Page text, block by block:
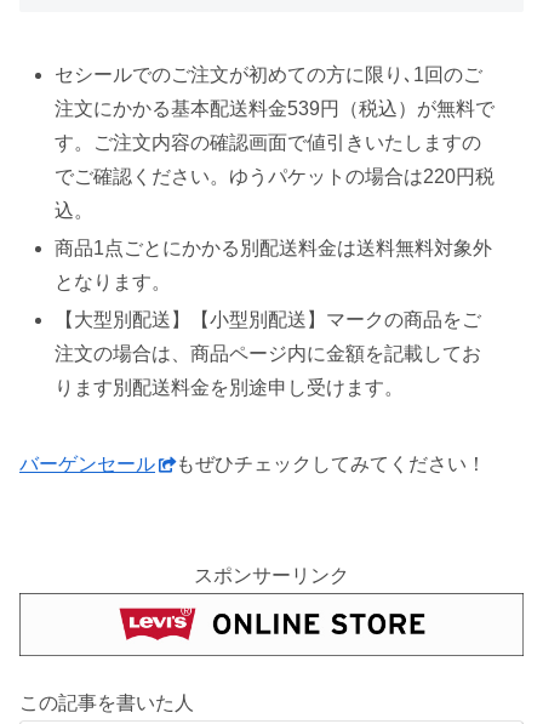
セシールでのご注文が初めての方に限り､1回のご
注文にかかる基本配送料金539円（税込）が無料で
す。ご注文内容の確認画面で値引きいたしますの
でご確認ください。ゆうパケットの場合は220円税
込。
商品1点ごとにかかる別配送料金は送料無料対象外
となります。
【大型別配送】【小型別配送】マークの商品をご
注文の場合は、商品ページ内に金額を記載してお
ります別配送料金を別途申し受けます。
バーゲンセール もぜひチェックしてみてください！
スポンサーリンク
この記事を書いた人